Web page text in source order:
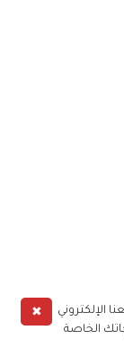
✖
الإلكتروني
الخاصة